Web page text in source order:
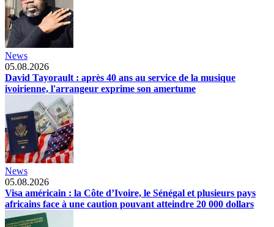
News
05.08.2026
David Tayorault : après 40 ans au service de la musique
ivoirienne, l'arrangeur exprime son amertume
News
05.08.2026
Visa américain : la Côte d’Ivoire, le Sénégal et plusieurs pays
africains face à une caution pouvant atteindre 20 000 dollars